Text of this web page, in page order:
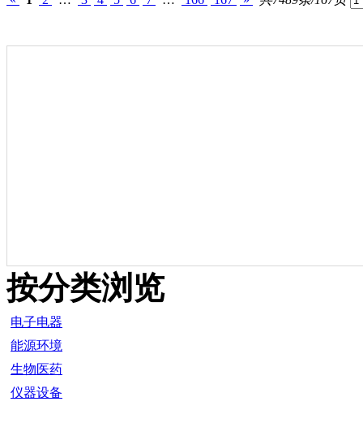
按分类浏览
电子电器
能源环境
生物医药
仪器设备